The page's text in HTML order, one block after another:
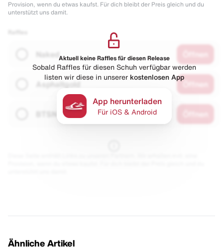
Provision, wenn du etwas kaufst. Für dich bleibt der Preis gleich und du
unterstützt uns damit.
Naked
Asphaltgold
Aktuell keine Raffles für diesen Release
Sobald Raffles für diesen Schuh verfügbar werden
listen wir diese in unserer kostenlosen App
App herunterladen
Für iOS & Android
Ähnliche Artikel